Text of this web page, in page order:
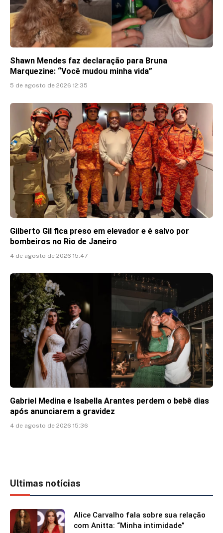
Shawn Mendes faz declaração para Bruna
Marquezine: “Você mudou minha vida”
5 de agosto de 2026 12:35
Gilberto Gil fica preso em elevador e é salvo por
bombeiros no Rio de Janeiro
4 de agosto de 2026 15:47
Gabriel Medina e Isabella Arantes perdem o bebê dias
após anunciarem a gravidez
4 de agosto de 2026 15:36
Ultimas notícias
Alice Carvalho fala sobre sua relação
com Anitta: “Minha intimidade”